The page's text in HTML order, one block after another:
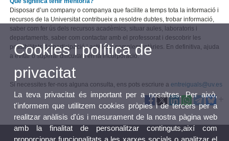
Disposar d’un company o companya que facilite a temps tota la informació i
recursos de la Universitat contribueix a resoldre dubtes, trobar informació,
saber com fer ús dels recursos acadèmics, situar aules, laboratoris i
departaments, saber com contactar amb el professorat i descobrir les
possibilitats de participació i activitats complementàries. En definitiva, ajuda
a evitar o superar dificultats en la incorporació.
Si necessites fer-nos alguna consulta, ens pots escriure a entreiguals@uv.es
Cookies i política de
privacitat
La teva privacitat és important per a nosaltres. Per això,
t'informem que utilitzem cookies pròpies i de tercers per a
realitzar anàlisis d'ús i mesurament de la nostra pàgina web
amb la finalitat de personalitzar continguts,així com
proporcionar funcionalitats a les xarxes socials o analitzar el